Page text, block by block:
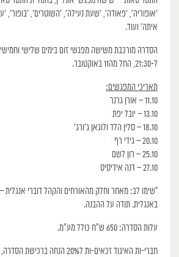
‘אופוריה’, ‘פאודה’, ‘שעת נעילה’, ‘השוטרים’, ‘בופור’,
איתה’ ועוד.
ל-21:30, החל מה11 באוקטובר.
תאריכי המפגשים:
11.10 – אורן גרנר
13.10 – יובל יפת
18.10 – סלין הלד ולוגאן ג’ורג’
20.10 – גידי רף
25.10 – רון לשם
27.10 – דנה אידיסיס
​*שימו לב: מאחר וחלק מהאורחים והקהל דוברי אנגלית
באנגלית. תודה על ההבנה.
עלות הסדרה: 650 ש״ח כולל מע”מ.
​חברי-ות האיגוד זכאים-ות ל20%